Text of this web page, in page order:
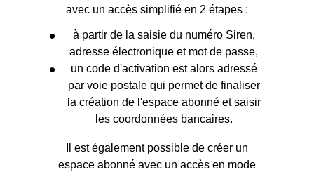
avec un accès simplifié en 2 étapes :
à partir de la saisie du numéro Siren,
adresse électronique et mot de passe,
un code d'activation est alors adressé
par voie postale qui permet de finaliser
la création de l'espace abonné et saisir
les coordonnées bancaires.
Il est également possible de créer un
espace abonné avec un accès en mode